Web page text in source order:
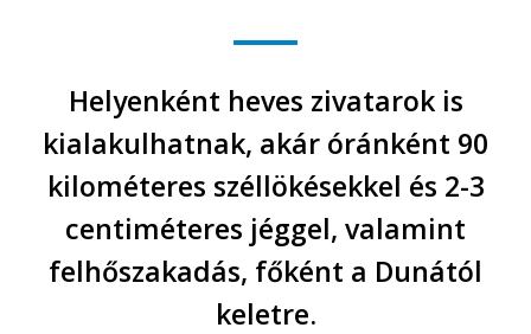
Helyenként heves zivatarok is
kialakulhatnak, akár óránként 90
kilométeres széllökésekkel és 2-3
centiméteres jéggel, valamint
felhőszakadás, főként a Dunától
keletre.